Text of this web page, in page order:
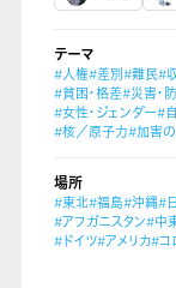
テーマ
#人権#差別#難民#
#貧困・格差#災害・
#女性・ジェンダー#
#核／原子力#加害
場所
#東北#福島#沖縄#
#アフガニスタン#中
#ドイツ#アメリカ#コ